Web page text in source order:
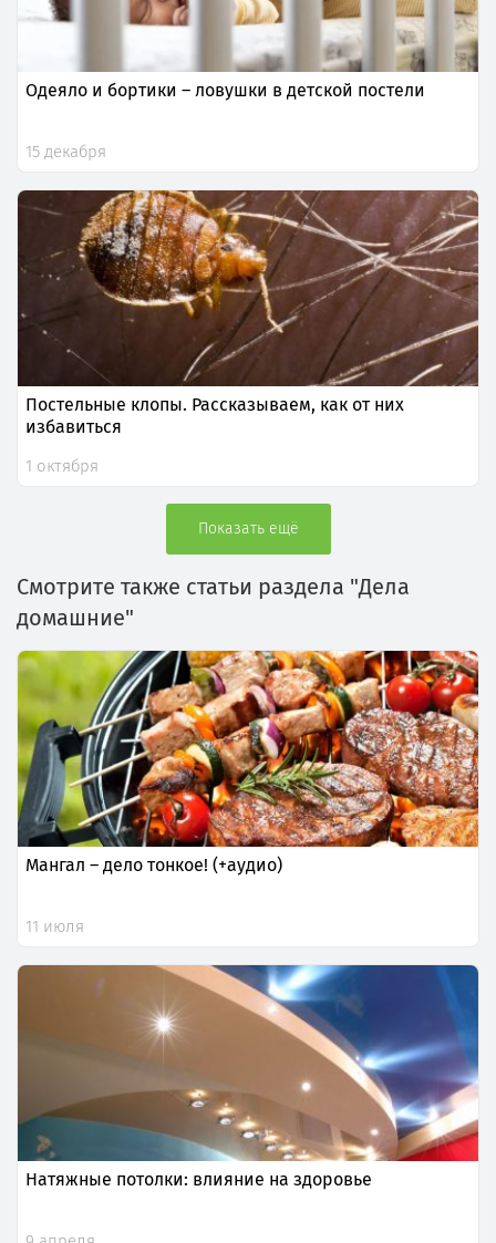
Одеяло и бортики – ловушки в детской постели
15 декабря
Постельные клопы. Рассказываем, как от них
избавиться
1 октября
Показать ещё
Смотрите также статьи раздела "Дела
домашние"
Мангал – дело тонкое! (+аудио)
11 июля
Натяжные потолки: влияние на здоровье